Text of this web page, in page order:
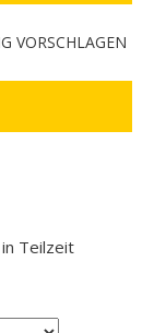
VORSCHLAGEN
Teilzeit